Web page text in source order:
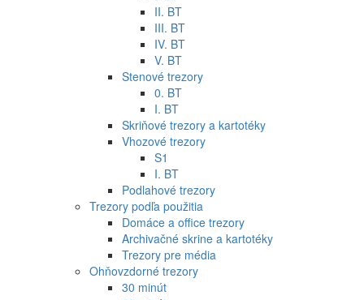
II. BT
III. BT
IV. BT
V. BT
Stenové trezory
0. BT
I. BT
Skriňové trezory a kartotéky
Vhozové trezory
S1
I. BT
Podlahové trezory
Trezory podľa použitia
Domáce a office trezory
Archivačné skrine a kartotéky
Trezory pre média
Ohňovzdorné trezory
30 minút